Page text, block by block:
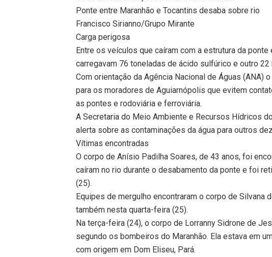
Ponte entre Maranhão e Tocantins desaba sobre rio
Francisco Sirianno/Grupo Mirante
Carga perigosa
Entre os veículos que caíram com a estrutura da
carregavam 76 toneladas de ácido sulfúrico e outro
Com orientação da Agência Nacional de Águas (ANA)
para os moradores de Aguiarnópolis que evitem
as pontes e rodoviária e ferroviária.
A Secretaria do Meio Ambiente e Recursos Hídricos
alerta sobre as contaminações da água para outros
Vítimas encontradas
O corpo de Anísio Padilha Soares, de 43 anos, foi
caíram no rio durante o desabamento da ponte e foi
(25).
Equipes de mergulho encontraram o corpo de Silvana
também nesta quarta-feira (25).
Na terça-feira (24), o corpo de Lorranny Sidrone de
segundo os bombeiros do Maranhão. Ela estava em
com origem em Dom Eliseu, Pará.